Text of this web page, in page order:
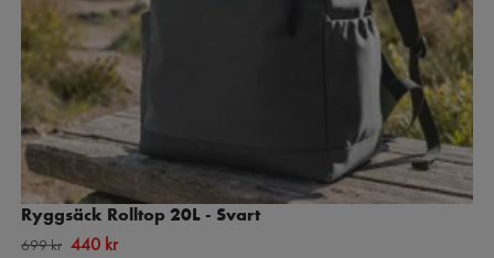
Ryggsäck Rolltop 20L - Svart
699 kr 440 kr